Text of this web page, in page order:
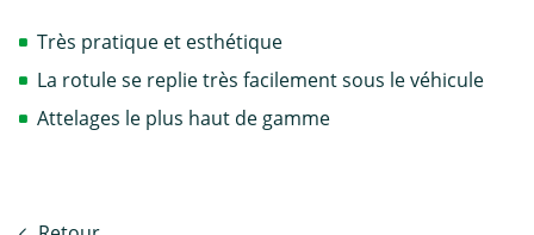
Très pratique et esthétique
La rotule se replie très facilement sous le véhicule
Attelages le plus haut de gamme